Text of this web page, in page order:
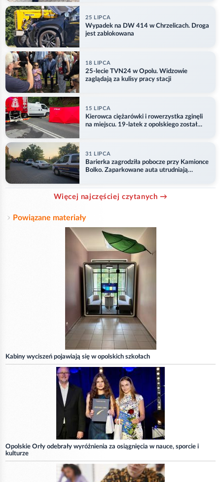
25 LIPCA
Wypadek na DW 414 w Chrzelicach. Droga
jest zablokowana
18 LIPCA
25-lecie TVN24 w Opolu. Widzowie
zaglądają za kulisy pracy stacji
15 LIPCA
Kierowca ciężarówki i rowerzystka zginęli
na miejscu. 19-latek z opolskiego został
31 LIPCA
Barierka zagrodziła pobocze przy Kamionce
Bolko. Zaparkowane auta utrudniają
Więcej najczęściej czytanych →
Powiązane materiały
Kabiny wyciszeń pojawiają się w opolskich szkołach
Opolskie Orły odebrały wyróżnienia za osiągnięcia w nauce, sporcie i
kulturze